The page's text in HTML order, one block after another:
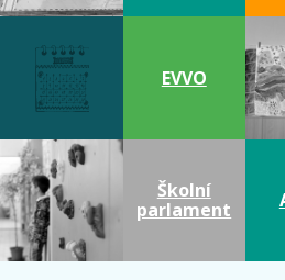
EVVO
Školní
parlament